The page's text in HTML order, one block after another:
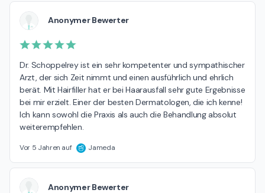
Anonymer Bewerter
Dr. Schoppelrey ist ein sehr kompetenter und sympathischer
Arzt, der sich Zeit nimmt und einen ausführlich und ehrlich
berät. Mit Hairfiller hat er bei Haarausfall sehr gute Ergebnisse
bei mir erzielt. Einer der besten Dermatologen, die ich kenne!
Ich kann sowohl die Praxis als auch die Behandlung absolut
weiterempfehlen.
Vor 5 Jahren auf Jameda
Anonymer Bewerter